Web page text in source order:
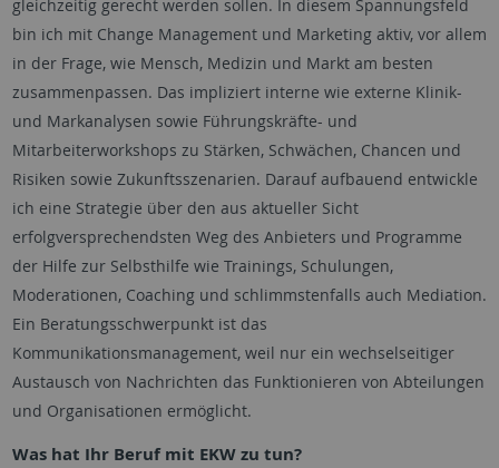
gleichzeitig gerecht werden sollen. In diesem Spannungsfeld
bin ich mit Change Management und Marketing aktiv, vor allem
in der Frage, wie Mensch, Medizin und Markt am besten
zusammenpassen. Das impliziert interne wie externe Klinik-
und Markanalysen sowie Führungskräfte- und
Mitarbeiterworkshops zu Stärken, Schwächen, Chancen und
Risiken sowie Zukunftsszenarien. Darauf aufbauend entwickle
ich eine Strategie über den aus aktueller Sicht
erfolgversprechendsten Weg des Anbieters und Programme
der Hilfe zur Selbsthilfe wie Trainings, Schulungen,
Moderationen, Coaching und schlimmstenfalls auch Mediation.
Ein Beratungsschwerpunkt ist das
Kommunikationsmanagement, weil nur ein wechselseitiger
Austausch von Nachrichten das Funktionieren von Abteilungen
und Organisationen ermöglicht.
Was hat Ihr Beruf mit EKW zu tun?